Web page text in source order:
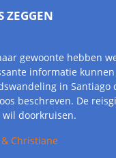
ZEGGEN
gewoonte hebben
informatie
in Santiago
beschreven. De
wil doorkruisen.
Christiane